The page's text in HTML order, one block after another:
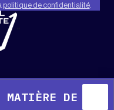
politique de confidentialité.
"
MATIÈRE DE